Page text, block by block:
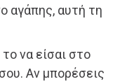
αγάπης, αυτή τη
να είσαι στο
Αν μπορέσεις